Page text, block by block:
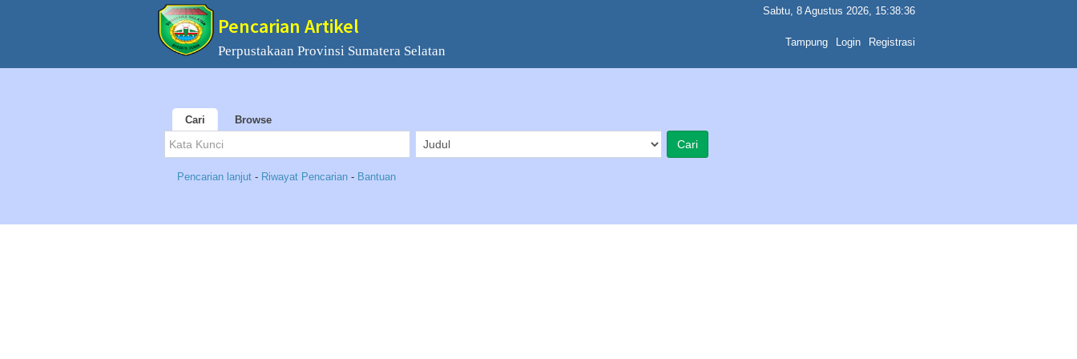
Pencarian Artikel
Perpustakaan Provinsi Sumatera Selatan
Sabtu, 8 Agustus 2026, 15:38:36
Tampung Login Registrasi
Cari Browse
Pencarian lanjut - Riwayat Pencarian - Bantuan